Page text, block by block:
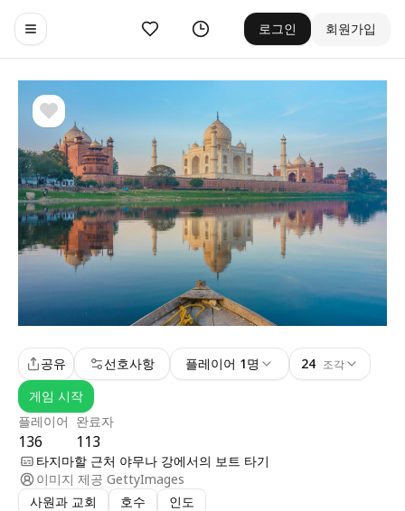
Toggle navigation menu
좋아요 기록 로그인 회원가입
플레이어
136
완료자
113
공유 선호사항 플레이어 1명 24 조각
게임 시작
타지마할 근처 야무나 강에서의 보트 타기
이미지 제공 GettyImages
사원과 교회
호수 인도